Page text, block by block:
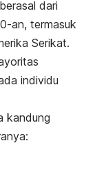
dari
an, termasuk
Serikat.
individu
kandung